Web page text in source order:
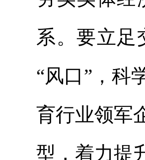
系。要立足
“风口”，科
育行业领军
型，着力提